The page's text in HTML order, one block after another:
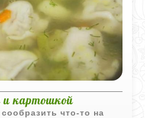
и картошкой
что-то на